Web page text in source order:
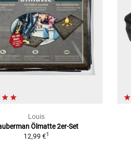
Louis
Ölmatte 2er-Set
12,99 €1